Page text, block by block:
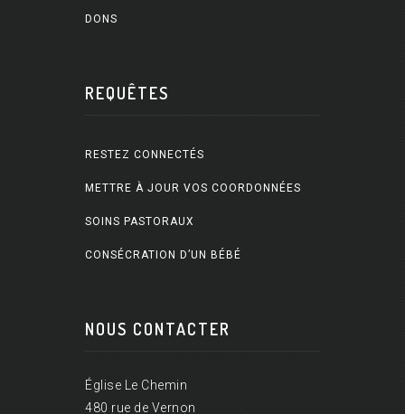
DONS
REQUÊTES
RESTEZ CONNECTÉS
METTRE À JOUR VOS COORDONNÉES
SOINS PASTORAUX
CONSÉCRATION D’UN BÉBÉ
NOUS CONTACTER
Église Le Chemin
480 rue de Vernon